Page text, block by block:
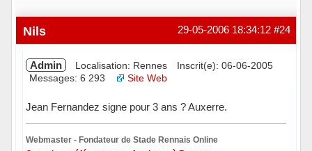
#24
29-05-2006 18:34:12
Nils
Admin Localisation: Rennes
Inscrit(e): 06-06-2005
Messages: 6 293
Site Web
Jean Fernandez signe pour 3 ans ? Auxerre.
Webmaster - Fondateur de Stade Rennais Online